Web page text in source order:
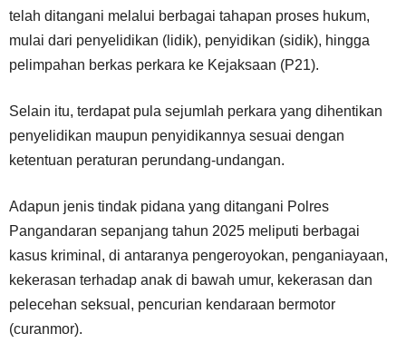
telah ditangani melalui berbagai tahapan proses hukum,
mulai dari penyelidikan (lidik), penyidikan (sidik), hingga
pelimpahan berkas perkara ke Kejaksaan (P21).
Selain itu, terdapat pula sejumlah perkara yang dihentikan
penyelidikan maupun penyidikannya sesuai dengan
ketentuan peraturan perundang-undangan.
Adapun jenis tindak pidana yang ditangani Polres
Pangandaran sepanjang tahun 2025 meliputi berbagai
kasus kriminal, di antaranya pengeroyokan, penganiayaan,
kekerasan terhadap anak di bawah umur, kekerasan dan
pelecehan seksual, pencurian kendaraan bermotor
(curanmor).